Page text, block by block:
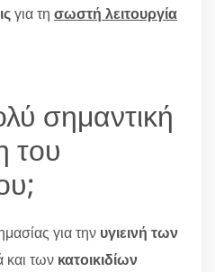
για τη σωστή λειτουργία
σημαντική
του
για την υγιεινή των
και των κατοικιδίων